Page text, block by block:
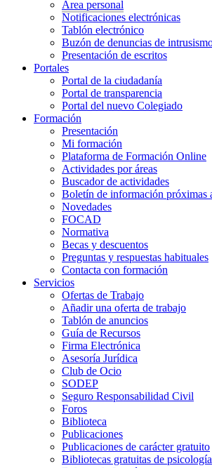
Área personal
Notificaciones electrónicas
Tablón electrónico
Buzón de denuncias de
Presentación de escritos
Portales
Portal de la ciudadanía
Portal de transparencia
Portal del nuevo Colegiado
Formación
Presentación
Mi formación
Plataforma de Formación Online
Actividades por áreas
Buscador de actividades
Boletín de información próximas
Novedades
FOCAD
Normativa
Becas y descuentos
Preguntas y respuestas habituales
Contacta con formación
Servicios
Ofertas de Trabajo
Añadir una oferta de trabajo
Tablón de anuncios
Guía de Recursos
Firma Electrónica
Asesoría Jurídica
Club de Ocio
SODEP
Seguro Responsabilidad Civil
Foros
Biblioteca
Publicaciones
Publicaciones de carácter gratuito
Bibliotecas gratuitas de psicología